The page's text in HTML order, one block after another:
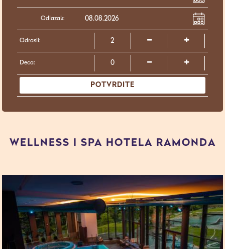
Odlazak:
Odrasli:
Deca:
POTVRDITE
WELLNESS I SPA HOTELA RAMONDA